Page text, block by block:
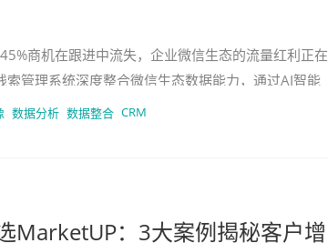
商机在跟进中流失，企业微信生态的流量红利正在
管理系统深度整合微信生态数据能力，通过AI智能
数据分析 数据整合 CRM
MarketUP：3大案例揭秘客户增